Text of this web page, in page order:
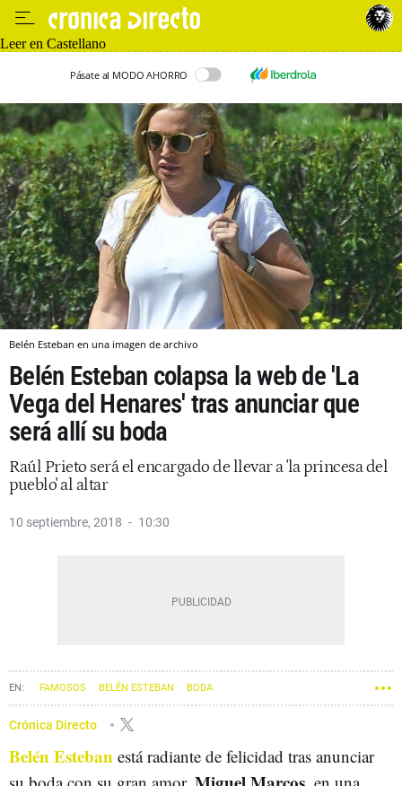
Leer en Castellano
Pásate al MODO AHORRO
Belén Esteban en una imagen de archivo
Belén Esteban colapsa la web de 'La
Vega del Henares' tras anunciar que
será allí su boda
Raúl Prieto será el encargado de llevar a 'la princesa del
pueblo' al altar
10 septiembre, 2018 10:30
FAMOSOS BELÉN ESTEBAN BODA
Crónica Directo
Belén Esteban está radiante de felicidad tras anunciar